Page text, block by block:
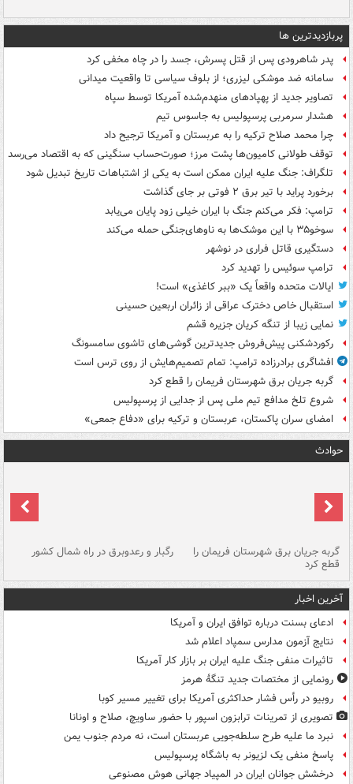
پربازدیدترین ها
پدر شاهرودی پس از قتل پسرش، جسد را در چاه مخفی کرد
سامانه ضد موشکی لیزری؛ از بلوف سیاسی تا واقعیت میدانی
تصاویر جدید از پهپادهای منهدم‌شده آمریکا توسط سپاه
هشدار سرمربی پرسپولیس به جاسوس تیم
چرا محمد صلاح ترکیه را به عربستان و آمریکا ترجیح داد
توقف طولانی کامیون‌ها پشت مرز؛ صورت‌حساب سنگینی که به اقتصاد می‌رسد
تلگراف: جنگ علیه ایران ممکن است به یکی از اشتباهات تاریخ تبدیل شود
برخورد پراید با تیر برق ۲ فوتی بر جای گذاشت
ترامپ: فکر می‌کنم جنگ با ایران خیلی زود پایان می‌یابد
سوخو۳۵ با این موشک‌ها به ناوهای‌جنگی حمله می‌کند
دستگیری قاتل فراری در نوشهر
ترامپ سوئیس را تهدید کرد
ایالات متحده واقعاً یک «ببر کاغذی» است!
استقبال خاص دخترک عراقی از زائران اربعین حسینی
نمایی زیبا از تنگه کریان جزیره قشم
رکوردشکنی پیش‌فروش جدیدترین گوشی‌های تاشوی سامسونگ
افشاگری برادرزاده ترامپ: تمام تصمیم‌هایش از روی ترس است
گربه جریان برق شهرستان فریمان را قطع کرد
شروع تلخ مدافع تیم ملی پس از جدایی از پرسپولیس
امضای سران پاکستان، عربستان و ترکیه برای «دفاع جمعی»
حوادث
گربه جریان برق شهرستان فریمان را
قطع کرد
رگبار و رعدوبرق در راه شمال کشور
آخرین اخبار
ادعای بسنت درباره توافق ایران و آمریکا
نتایج آزمون مدارس سمپاد اعلام شد
تاثیرات منفی جنگ علیه ایران بر بازار کار آمریکا
رونمایی از مختصات جدید تنگۀ هرمز
روبیو در رأس فشار حداکثری آمریکا برای تغییر مسیر کوبا
تصویری از تمرینات ترابزون اسپور با حضور ساویچ، صلاح و اونانا
نبرد ما علیه طرح سلطه‌جویی عربستان است، نه مردم جنوب یمن
پاسخ منفی یک لزیونر به باشگاه پرسپولیس
درخشش جوانان ایران در المپیاد جهانی هوش مصنوعی